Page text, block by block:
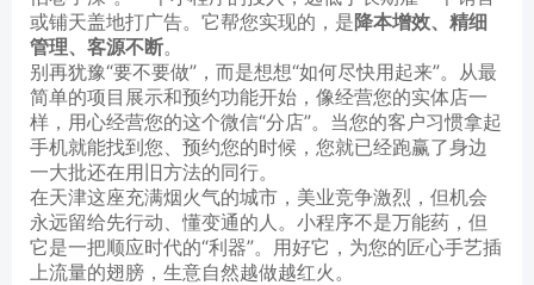
或铺天盖地打广告。它帮您实现的，是降本增效、精细
管理、客源不断。
别再犹豫“要不要做”，而是想想“如何尽快用起来”。从最
简单的项目展示和预约功能开始，像经营您的实体店一
样，用心经营您的这个微信“分店”。当您的客户习惯拿起
手机就能找到您、预约您的时候，您就已经跑赢了身边
一大批还在用旧方法的同行。
在天津这座充满烟火气的城市，美业竞争激烈，但机会
永远留给先行动、懂变通的人。小程序不是万能药，但
它是一把顺应时代的“利器”。用好它，为您的匠心手艺插
上流量的翅膀，生意自然越做越红火。